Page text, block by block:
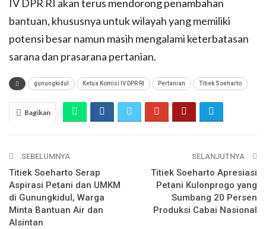
IV DPR RI akan terus mendorong penambahan
bantuan, khususnya untuk wilayah yang memiliki
potensi besar namun masih mengalami keterbatasan
sarana dan prasarana pertanian.
gunungkidul Ketua Komisi IV DPR RI Pertanian Titiek Soeharto
Bagikan
SEBELUMNYA
Titiek Soeharto Serap
Aspirasi Petani dan UMKM
di Gunungkidul, Warga
Minta Bantuan Air dan
Alsintan
SELANJUTNYA
Titiek Soeharto Apresiasi
Petani Kulonprogo yang
Sumbang 20 Persen
Produksi Cabai Nasional